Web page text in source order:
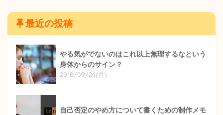
最近の投稿
やる気がでないのはこれ以上無理するなという
身体からのサイン？
2018/09/24(月)
自己否定のやめ方について書くための制作メモ